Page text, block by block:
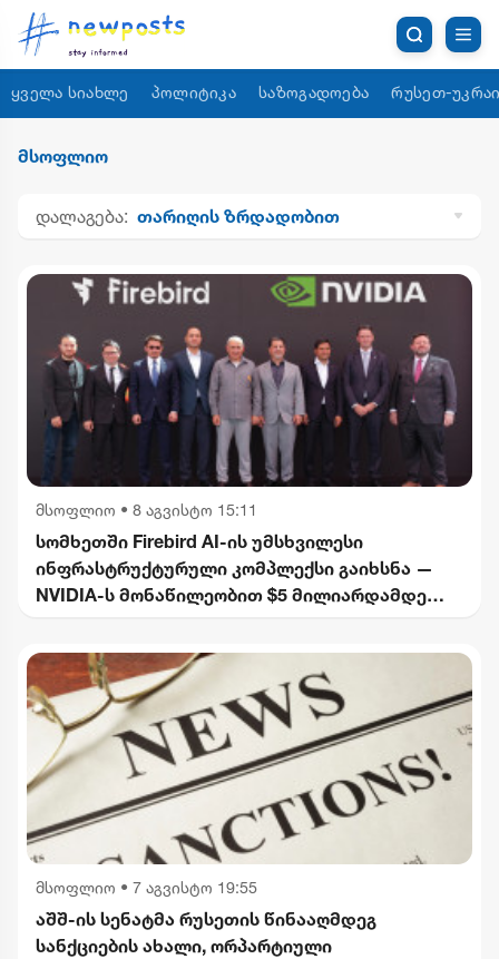
ყველა სიახლე პოლიტიკა საზოგადოება რუსეთ-
მსოფლიო
დალაგება: თარიღის ზრდადობით
მსოფლიო • 8 აგვისტო 15:11
სომხეთში Firebird AI-ის უმსხვილესი
ინფრასტრუქტურული კომპლექსი გაიხსნა —
NVIDIA-ს მონაწილეობით $5 მილიარდამდე
მსოფლიო • 7 აგვისტო 19:55
აშშ-ის სენატმა რუსეთის წინააღმდეგ
სანქციების ახალი, ორპარტიული